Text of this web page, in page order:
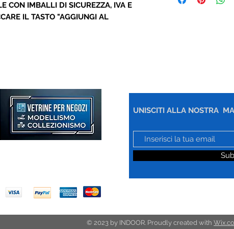
CON IMBALLI DI SICUREZZA, IVA E
IL TASTO "AGGIUNGI AL
UNISCITI ALLA NOSTRA
© 2023 by INDOOR. Proudly created with